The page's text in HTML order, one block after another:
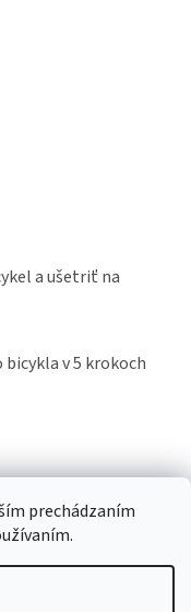
prechádzaním
a ušetriť na
v 5 krokoch